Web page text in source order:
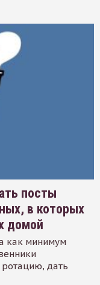
посты
в которых
домой
как минимум
дать